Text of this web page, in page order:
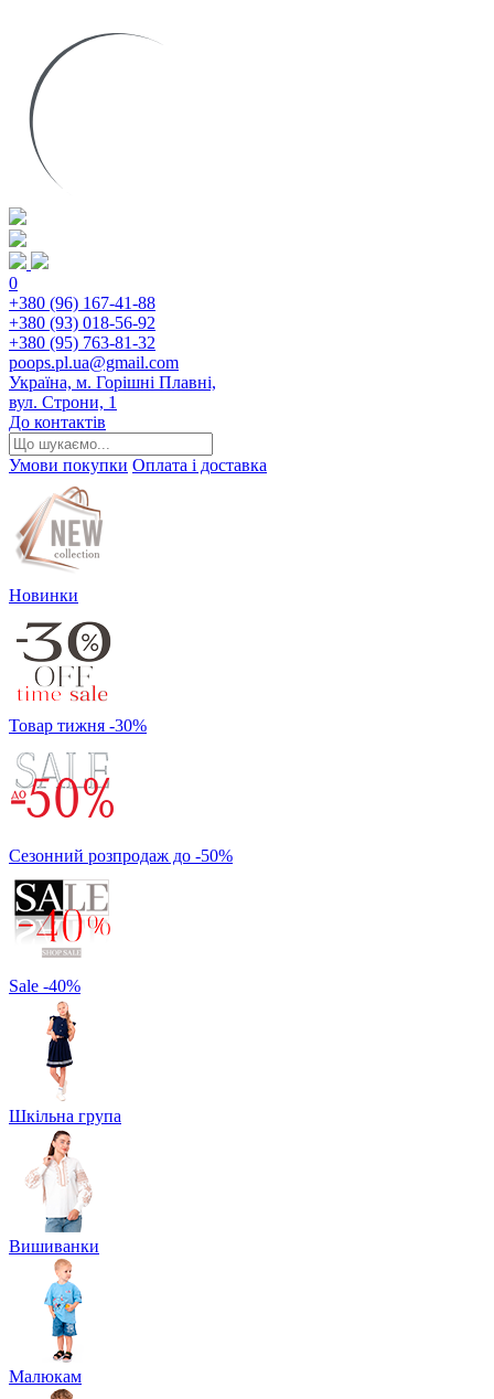
0
+380 (96) 167-41-88
+380 (93) 018-56-92
+380 (95) 763-81-32
poops.pl.ua@gmail.com
Україна, м. Горішні Плавні,
вул. Строни, 1
До контактів
Умови покупки Оплата і доставка
Новинки
Товар тижня -30%
Сезонний розпродаж до -50%
Sale -40%
Шкільна група
Вишиванки
Малюкам